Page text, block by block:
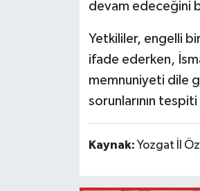
devam edeceğini
Yetkililer, engelli
ifade ederken,
memnuniyeti dile
sorunlarının
Kaynak: Yozgat İl